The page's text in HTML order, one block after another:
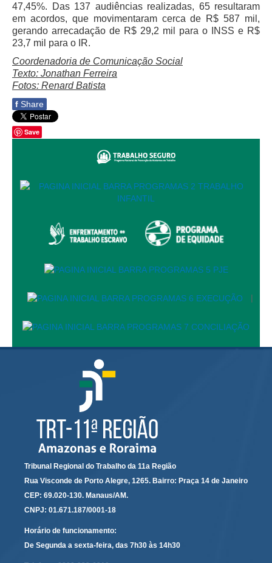
Educação a distância
Responsabilidade Socioambiental
Comissão Permanente de Acessibilidade e Inclusão
Escola Judicial
Programa Trabalho Seguro
Atermação On-line - Interior de Roraima
Agendamento de Reclamação Verbal
Consulta de Pautas
Calendário das Sessões da 1ª Turma 2026
Calendário de Sessões da 2ª Turma - 2026
Calendário das Sessões da 3ª Turma 2026
Calendário das Sessões do Pleno e Especializadas 2026
Carta de Serviços ao Cidadão
Cartilhas
Cadastro de Peritos, Tradutores e Intérpretes
Calendários
Calendário Geral
Calendário de Eventos
Calendário de Eventos passados
Calendário das Sessões
47,45%. Das 137 audiências realizadas, 65 resultaram
em acordos, que movimentaram cerca de R$ 587 mil,
gerando arrecadação de R$ 29,2 mil para o INSS e R$
23,7 mil para o IR.
Coordenadoria de Comunicação Social
Texto: Jonathan Ferreira
Fotos: Renard Batista
f Share
Save
|
Tribunal Regional do Trabalho da 11a Região
Rua Visconde de Porto Alegre, 1265. Bairro: Praça 14 de Janeiro
CEP: 69.020-130. Manaus/AM.
CNPJ: 01.671.187/0001-18
Horário de funcionamento:
De Segunda a sexta-feira, das 7h30 às 14h30